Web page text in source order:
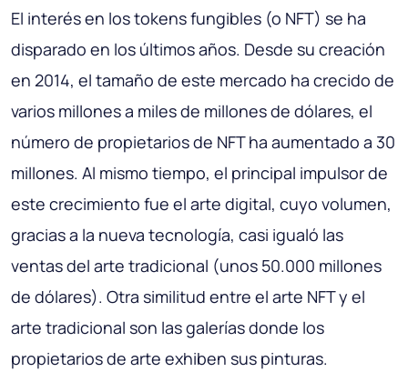
El interés en los tokens fungibles (o NFT) se ha
disparado en los últimos años. Desde su creación
en 2014, el tamaño de este mercado ha crecido de
varios millones a miles de millones de dólares, el
número de propietarios de NFT ha aumentado a 30
millones. Al mismo tiempo, el principal impulsor de
este crecimiento fue el arte digital, cuyo volumen,
gracias a la nueva tecnología, casi igualó las
ventas del arte tradicional (unos 50.000 millones
de dólares). Otra similitud entre el arte NFT y el
arte tradicional son las galerías donde los
propietarios de arte exhiben sus pinturas.